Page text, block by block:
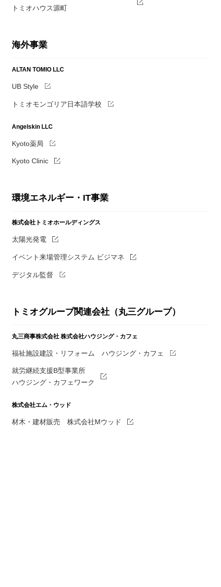
トミオハウス源町
海外事業
ALTAN TOMIO LLC
UB Style
トミオモンゴリア日本語学校
Angelskin LLC
Kyoto薬局
Kyoto Clinic
環境エネルギー・IT事業
株式会社トミオホールディングス
太陽光発電
イベント来場管理システム ビジマネ
デジタル監督
トミオグループ関連会社（丸三グループ）
丸三商事株式会社 株式会社ハウジング・カフェ
福祉施設建設・リフォーム ハウジング・カフェ
就労継続支援B型事業所
ハウジング・カフェワーク
株式会社エム・ウッド
材木・建材販売 株式会社Mウッド